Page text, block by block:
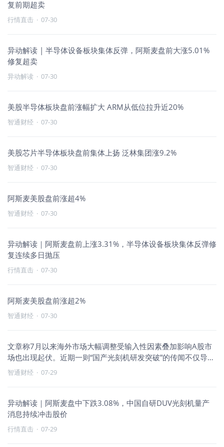
复前期超卖
行情直击 · 07-30
异动解读 | 半导体设备板块集体反弹，阿斯麦盘前大涨5.01%
修复超卖
异动解读 · 07-30
美股半导体板块盘前涨幅扩大 ARM从低位拉升近20%
智通财经 · 07-30
美股芯片半导体板块盘前集体上扬 泛林集团涨9.2%
智通财经 · 07-30
阿斯麦美股盘前涨超4%
智通财经 · 07-30
异动解读｜阿斯麦盘前上涨3.31%，半导体设备板块集体反弹修
复连续多日抛压
行情直击 · 07-30
阿斯麦美股盘前涨超2%
智通财经 · 07-30
文章称7月以来海外市场大幅调整受输入性因素叠加影响A股市
场也出现起伏。近期一则“国产光刻机研发突破”的传闻不仅导致
阿斯麦
智通财经 · 07-29
异动解读｜阿斯麦盘中下跌3.08%，中国自研DUV光刻机量产
消息持续冲击股价
行情直击 · 07-29